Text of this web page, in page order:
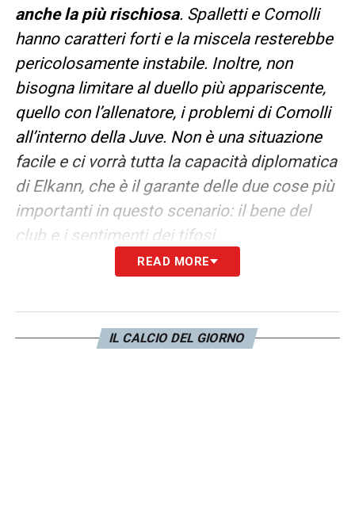
anche la più rischiosa. Spalletti e Comolli
hanno caratteri forti e la miscela resterebbe
pericolosamente instabile. Inoltre, non
bisogna limitare al duello più appariscente,
quello con l’allenatore, i problemi di Comolli
all’interno della Juve. Non è una situazione
facile e ci vorrà tutta la capacità diplomatica
di Elkann, che è il garante delle due cose più
importanti in questo scenario: il bene del
club e i sentimenti dei tifosi.
Qualcosa succederà nelle prossime
situazione troppo in là, metterebbe la Juve
nelle condizioni di ripartire in ritardo nella
READ MORE
IL CALCIO DEL GIORNO